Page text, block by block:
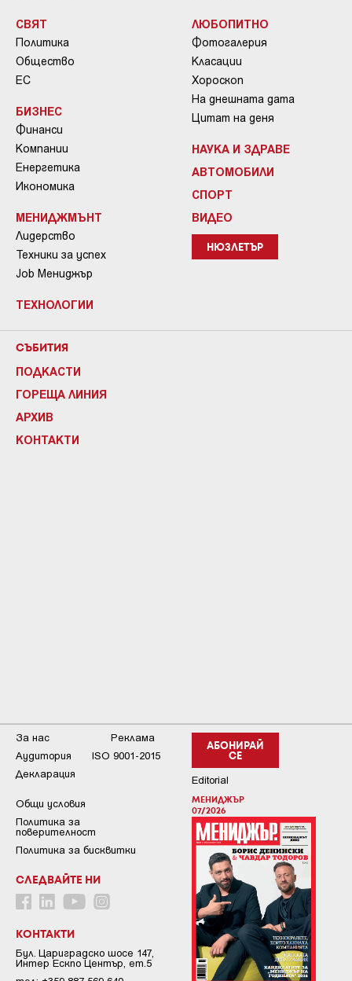
СВЯТ
Политика
Общество
ЕС
БИЗНЕС
Финанси
Компании
Енергетика
Икономика
МЕНИДЖМЪНТ
Лидерство
Техники за успех
Job Мениджър
ТЕХНОЛОГИИ
ЛЮБОПИТНО
Фотогалерия
Класации
Хороскоп
На днешната дата
Цитат на деня
НАУКА И ЗДРАВЕ
АВТОМОБИЛИ
СПОРТ
ВИДЕО
НЮЗЛЕТЪР
СЪБИТИЯ
ПОДКАСТИ
ГОРЕЩА ЛИНИЯ
АРХИВ
КОНТАКТИ
АБОНИРАЙ
СЕ
Editorial
МЕНИДЖЪР
07/2026
За нас
Реклама
Аудитория
ISO 9001-2015
Декларация
Общи условия
Пoлитикa зa
пoвepитeлнocт
Политика за бисквитки
СЛЕДВАЙТЕ НИ
КОНТАКТИ
Бул. Цариградско шосе 147,
Интер Ескпо Център, ет.5